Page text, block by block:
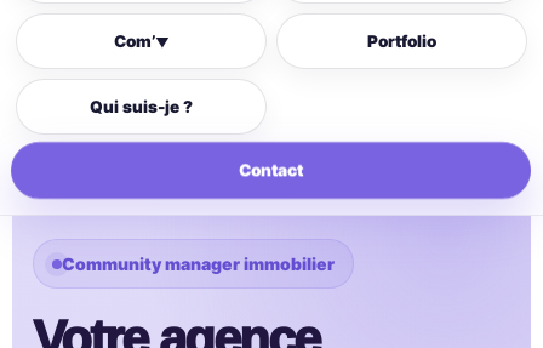
Com’▼ Portfolio
Qui suis-je ?
Contact
Community manager immobilier